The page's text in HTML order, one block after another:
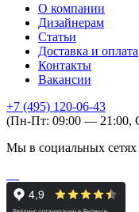
О компании
Дизайнерам
Статьи
Доставка и оплата
Контакты
Вакансии
+7 (495) 120-06-43
(Пн-Пт: 09:00 — 21:00,
Мы в социальных сетях